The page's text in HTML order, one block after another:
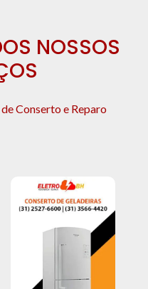
NOSSOS
Conserto e Reparo